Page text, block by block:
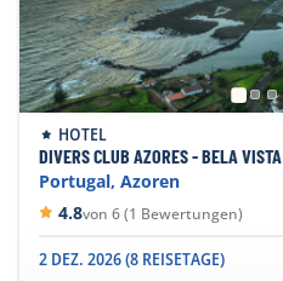
HOTEL
DIVERS CLUB AZORES - BELA VISTA
Portugal, Azoren
4.8von 6 (1 Bewertungen)
2 DEZ. 2026 (8 REISETAGE)